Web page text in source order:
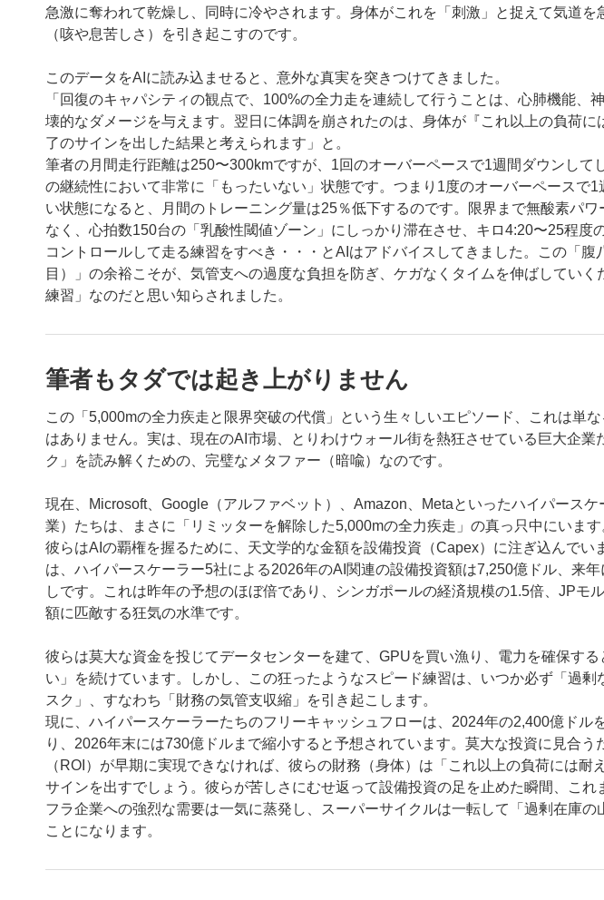
急激に奪われて乾燥し、同時に冷やされます。身体がこれを「刺激」と捉えて気道を
（咳や息苦しさ）を引き起こすのです。
このデータをAIに読み込ませると、意外な真実を突きつけてきました。
「回復のキャパシティの観点で、100%の全力走を連続して行うことは、心肺機能、
壊的なダメージを与えます。翌日に体調を崩されたのは、身体が『これ以上の負荷に
了のサインを出した結果と考えられます」と。
筆者の月間走行距離は250〜300kmですが、1回のオーバーペースで1週間ダウンして
の継続性において非常に「もったいない」状態です。つまり1度のオーバーペースで
い状態になると、月間のトレーニング量は25％低下するのです。限界まで無酸素パ
なく、心拍数150台の「乳酸性閾値ゾーン」にしっかり滞在させ、キロ4:20〜25程度
コントロールして走る練習をすべき・・・とAIはアドバイスしてきました。この「腹
目）」の余裕こそが、気管支への過度な負担を防ぎ、ケガなくタイムを伸ばしていく
練習」なのだと思い知らされました。
筆者もタダでは起き上がりません
この「5,000mの全力疾走と限界突破の代償」という生々しいエピソード、これは単
はありません。実は、現在のAI市場、とりわけウォール街を熱狂させている巨大企業
ク」を読み解くための、完璧なメタファー（暗喩）なのです。
現在、Microsoft、Google（アルファベット）、Amazon、Metaといったハイパース
業）たちは、まさに「リミッターを解除した5,000mの全力疾走」の真っ只中にいます
彼らはAIの覇権を握るために、天文学的な金額を設備投資（Capex）に注ぎ込んでい
は、ハイパースケーラー5社による2026年のAI関連の設備投資額は7,250億ドル、来
しです。これは昨年の予想のほぼ倍であり、シンガポールの経済規模の1.5倍、JPモ
額に匹敵する狂気の水準です。
彼らは莫大な資金を投じてデータセンターを建て、GPUを買い漁り、電力を確保す
い」を続けています。しかし、この狂ったようなスピード練習は、いつか必ず「過剰
スク」、すなわち「財務の気管支収縮」を引き起こします。
現に、ハイパースケーラーたちのフリーキャッシュフローは、2024年の2,400億ドル
り、2026年末には730億ドルまで縮小すると予想されています。莫大な投資に見合う
（ROI）が早期に実現できなければ、彼らの財務（身体）は「これ以上の負荷には耐
サインを出すでしょう。彼らが苦しさにむせ返って設備投資の足を止めた瞬間、これ
フラ企業への強烈な需要は一気に蒸発し、スーパーサイクルは一転して「過剰在庫の
ことになります。